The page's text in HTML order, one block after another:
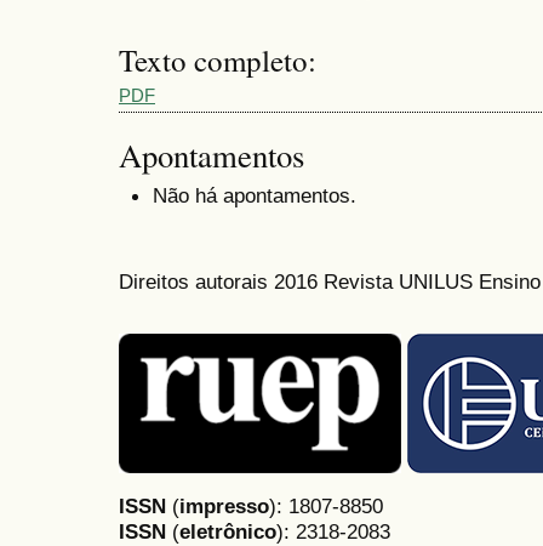
Texto completo:
PDF
Apontamentos
Não há apontamentos.
Direitos autorais 2016 Revista UNILUS
ISSN (impresso): 1807-8850
ISSN (eletrônico): 2318-2083